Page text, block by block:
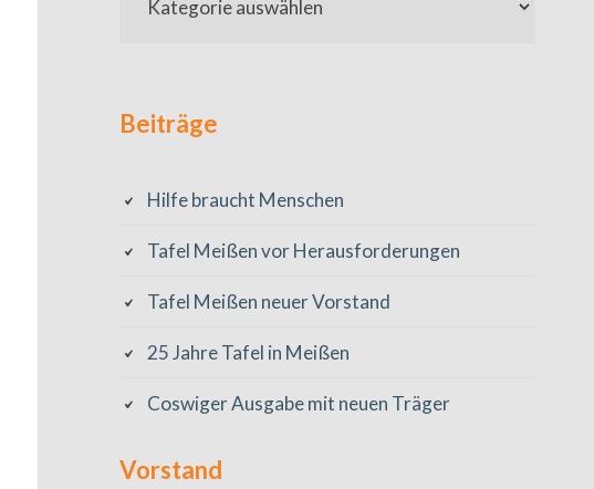
Beiträge
Hilfe braucht Menschen
Tafel Meißen vor Herausforderungen
Tafel Meißen neuer Vorstand
25 Jahre Tafel in Meißen
Coswiger Ausgabe mit neuen Träger
Vorstand